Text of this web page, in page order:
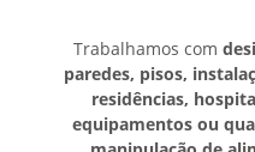
Trabalhamos com
paredes, pisos,
residências,
equipamentos ou